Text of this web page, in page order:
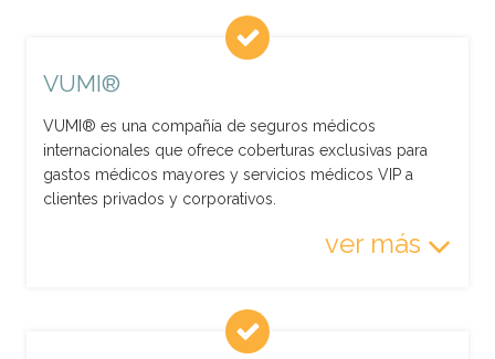
VUMI®
VUMI® es una compañía de seguros médicos
internacionales que ofrece coberturas exclusivas para
gastos médicos mayores y servicios médicos VIP a
clientes privados y corporativos.
ver más